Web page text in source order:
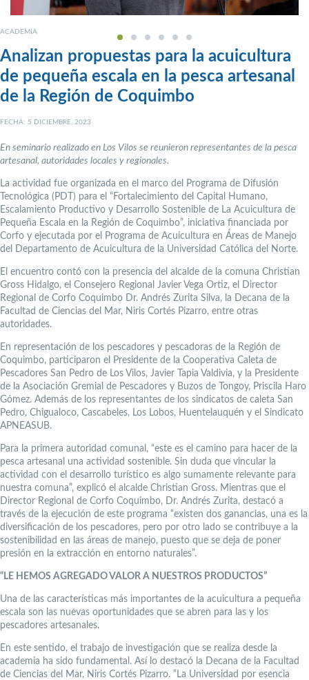
ACADEMIA
Analizan propuestas para la acuicultura
de pequeña escala en la pesca artesanal
de la Región de Coquimbo
FECHA: 5 DICIEMBRE, 2023
En seminario realizado en Los Vilos se reunieron representantes de la pesca
artesanal, autoridades locales y regionales.
La actividad fue organizada en el marco del Programa de Difusión
Tecnológica (PDT) para el “Fortalecimiento del Capital Humano,
Escalamiento Productivo y Desarrollo Sostenible de La Acuicultura de
Pequeña Escala en la Región de Coquimbo”, iniciativa financiada por
Corfo y ejecutada por el Programa de Acuicultura en Áreas de Manejo
del Departamento de Acuicultura de la Universidad Católica del Norte.
El encuentro contó con la presencia del alcalde de la comuna Christian
Gross Hidalgo, el Consejero Regional Javier Vega Ortiz, el Director
Regional de Corfo Coquimbo Dr. Andrés Zurita Silva, la Decana de la
Facultad de Ciencias del Mar, Niris Cortés Pizarro, entre otras
autoridades.
En representación de los pescadores y pescadoras de la Región de
Coquimbo, participaron el Presidente de la Cooperativa Caleta de
Pescadores San Pedro de Los Vilos, Javier Tapia Valdivia, y la Presidente
de la Asociación Gremial de Pescadores y Buzos de Tongoy, Priscila Haro
Gómez. Además de los representantes de los sindicatos de caleta San
Pedro, Chigualoco, Cascabeles, Los Lobos, Huentelauquén y el Sindicato
APNEASUB.
Para la primera autoridad comunal, “este es el camino para hacer de la
pesca artesanal una actividad sostenible. Sin duda que vincular la
actividad con el desarrollo turístico es algo sumamente relevante para
nuestra comuna”, explicó el alcalde Christian Gross. Mientras que el
Director Regional de Corfo Coquimbo, Dr. Andrés Zurita, destacó a
través de la ejecución de este programa “existen dos ganancias, una es la
diversificación de los pescadores, pero por otro lado se contribuye a la
sostenibilidad en las áreas de manejo, puesto que se deja de poner
presión en la extracción en entorno naturales”.
“LE HEMOS AGREGADO VALOR A NUESTROS PRODUCTOS”
Una de las características más importantes de la acuicultura a pequeña
escala son las nuevas oportunidades que se abren para las y los
pescadores artesanales.
En este sentido, el trabajo de investigación que se realiza desde la
academia ha sido fundamental. Así lo destacó la Decana de la Facultad
de Ciencias del Mar, Niris Cortés Pizarro. “La Universidad por esencia